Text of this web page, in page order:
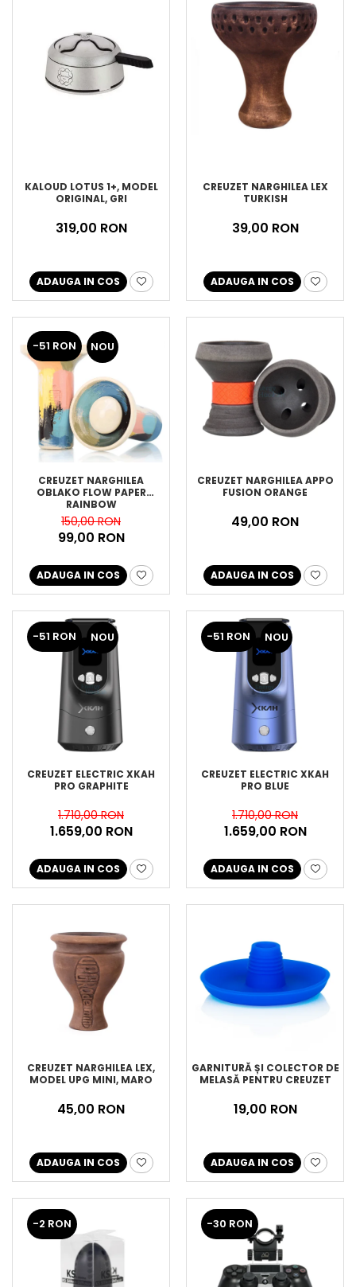
KALOUD LOTUS 1+, MODEL
ORIGINAL, GRI
319,00 RON
ADAUGA IN COS
CREUZET NARGHILEA LEX
TURKISH
39,00 RON
ADAUGA IN COS
-51 RON NOU
CREUZET NARGHILEA
OBLAKO FLOW PAPER
RAINBOW
150,00 RON
99,00 RON
ADAUGA IN COS
CREUZET NARGHILEA APPO
FUSION ORANGE
49,00 RON
ADAUGA IN COS
-51 RON NOU
CREUZET ELECTRIC XKAH
PRO GRAPHITE
1.710,00 RON
1.659,00 RON
ADAUGA IN COS
-51 RON NOU
CREUZET ELECTRIC XKAH
PRO BLUE
1.710,00 RON
1.659,00 RON
ADAUGA IN COS
CREUZET NARGHILEA LEX,
MODEL UPG MINI, MARO
45,00 RON
ADAUGA IN COS
GARNITURĂ ȘI COLECTOR DE
MELASĂ PENTRU CREUZET
19,00 RON
ADAUGA IN COS
-2 RON -30 RON